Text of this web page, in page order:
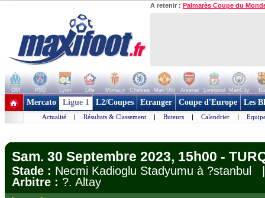
A retenir : Palmarès Coupe du
OM PSG Lyon Lille Monaco Chelsea Man Utd Arsenal Liverpool ManCity
+ de clubs
Mercato Ligue 1 L2/Coupes Etranger Coupe d'Europe Les
Actualité | Résultats & Classement | Buteurs | Calendrier |
Sam. 30 Septembre 2023, 15h00 -
Stade : Necmi Kadioglu Stadyumu à
Arbitre : ?. Altay